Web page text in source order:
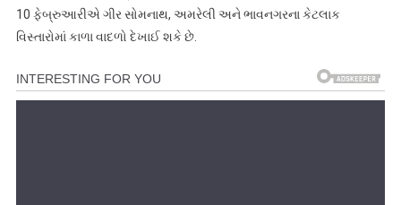
10 ફેબ્રુઆરીએ ગીર સોમનાથ, અમરેલી અને ભાવનગરના કેટલાક
વિસ્તારોમાં કાળા વાદળો દેખાઈ શકે છે.